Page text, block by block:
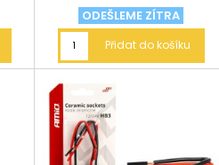
ODEŠLEME ZÍTRA
Přidat do košíku